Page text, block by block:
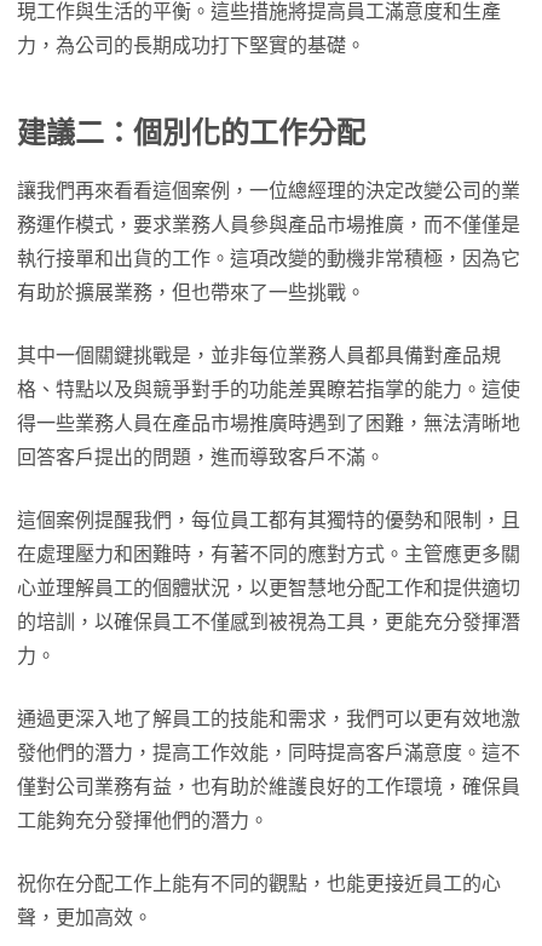
現工作與生活的平衡。這些措施將提高員工滿意度和生產
力，為公司的長期成功打下堅實的基礎。
建議二：個別化的工作分配
讓我們再來看看這個案例，一位總經理的決定改變公司的業
務運作模式，要求業務人員參與產品市場推廣，而不僅僅是
執行接單和出貨的工作。這項改變的動機非常積極，因為它
有助於擴展業務，但也帶來了一些挑戰。
其中一個關鍵挑戰是，並非每位業務人員都具備對產品規
格、特點以及與競爭對手的功能差異瞭若指掌的能力。這使
得一些業務人員在產品市場推廣時遇到了困難，無法清晰地
回答客戶提出的問題，進而導致客戶不滿。
這個案例提醒我們，每位員工都有其獨特的優勢和限制，且
在處理壓力和困難時，有著不同的應對方式。主管應更多關
心並理解員工的個體狀況，以更智慧地分配工作和提供適切
的培訓，以確保員工不僅感到被視為工具，更能充分發揮潛
力。
通過更深入地了解員工的技能和需求，我們可以更有效地激
發他們的潛力，提高工作效能，同時提高客戶滿意度。這不
僅對公司業務有益，也有助於維護良好的工作環境，確保員
工能夠充分發揮他們的潛力。
祝你在分配工作上能有不同的觀點，也能更接近員工的心
聲，更加高效。